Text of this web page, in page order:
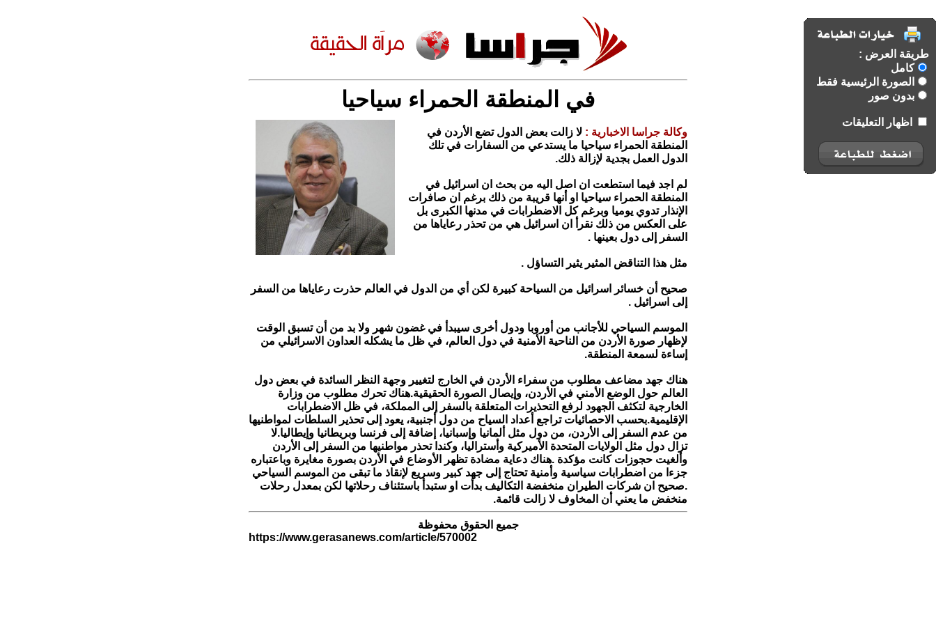
طريقة العرض :
كامل
الصورة الرئيسية فقط
بدون صور
اظهار التعليقات
في المنطقة الحمراء سياحيا
وكالة جراسا الاخبارية : لا زالت بعض الدول تضع الأردن في
المنطقة الحمراء سياحيا ما يستدعي من السفارات في تلك
الدول العمل بجدية لإزالة ذلك.
لم اجد فيما استطعت ان اصل اليه من بحث ان اسرائيل في
المنطقة الحمراء سياحيا او أنها قريبة من ذلك برغم ان صافرات
الإنذار تدوي يوميا وبرغم كل الاضطرابات في مدنها الكبرى بل
على العكس من ذلك نقرأ ان اسرائيل هي من تحذر رعاياها من
السفر إلى دول بعينها .
مثل هذا التناقض المثير يثير التساؤل .
صحيح أن خسائر اسرائيل من السياحة كبيرة لكن أي من الدول في العالم حذرت رعاياها من السفر
إلى اسرائيل .
الموسم السياحي للأجانب من أوروبا ودول أخرى سيبدأ في غضون شهر ولا بد من أن تسبق الوقت
لإظهار صورة الأردن من الناحية الأمنية في دول العالم، في ظل ما يشكله العداون الاسرائيلي من
إساءة لسمعة المنطقة.
هناك جهد مضاعف مطلوب من سفراء الأردن في الخارج لتغيير وجهة النظر السائدة في بعض دول
العالم حول الوضع الأمني في الأردن، وإيصال الصورة الحقيقية. هناك تحرك مطلوب من وزارة
الخارجية لتكثف الجهود لرفع التحذيرات المتعلقة بالسفر إلى المملكة، في ظل الاضطرابات
الإقليمية. بحسب الاحصائيات تراجع أعداد السياح من دول أجنبية، يعود إلى تحذير السلطات لمواطنيها
من عدم السفر إلى الأردن، من دول مثل ألمانيا وإسبانيا، إضافة إلى فرنسا وبريطانيا وإيطاليا. لا
تزال دول مثل الولايات المتحدة الأميركية وأستراليا، وكندا تحذر مواطنيها من السفر إلى الأردن
وألغيت حجوزات كانت مؤكدة . هناك دعاية مضادة تظهر الأوضاع في الأردن بصورة مغايرة وباعتباره
جزءا من اضطرابات سياسية وأمنية تحتاج إلى جهد كبير وسريع لإنقاذ ما تبقى من الموسم السياحي
. صحيح ان شركات الطيران منخفضة التكاليف بدأت او ستبدأ باستئناف رحلاتها لكن بمعدل رحلات
منخفض ما يعني أن المخاوف لا زالت قائمة.
جميع الحقوق محفوظة
https://www.gerasanews.com/article/570002